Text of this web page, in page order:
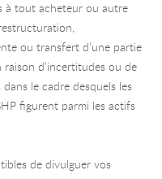
à tout acheteur ou autre
ou transfert d’une partie
d’incertitudes ou de
le cadre desquels les
figurent parmi les actifs
de divulguer vos